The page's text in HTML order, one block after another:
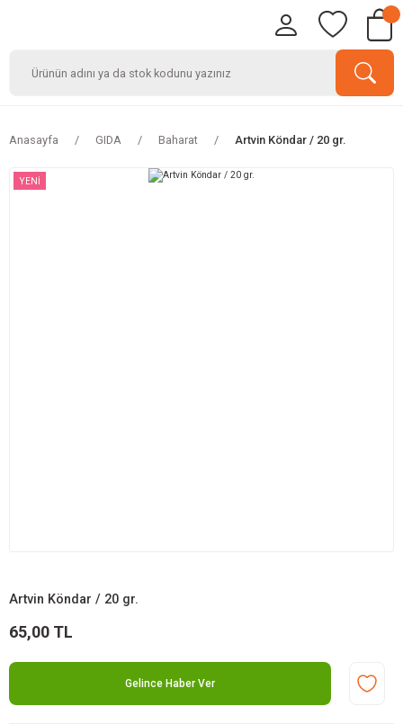
Anasayfa GIDA Baharat Artvin Köndar / 20 gr.
YENİ
Artvin Köndar / 20 gr.
65,00 TL
Gelince Haber Ver